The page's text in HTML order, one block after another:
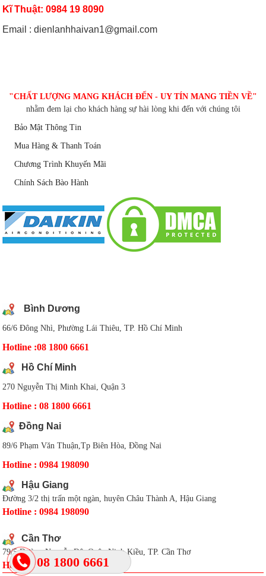
Kĩ Thuật: 0984 19 8090
Email : dienlanhhaivan1@gmail.com
"CHẤT LƯỢNG MANG KHÁCH ĐẾN - UY TÍN MANG TIỀN VỀ"
nhằm đem lại cho khách hàng sự hài lòng khi đến với chúng tôi
Bảo Mật Thông Tin
Mua Hàng & Thanh Toán
Chương Trình Khuyến Mãi
Chính Sách Bào Hành
Bình Dương
66/6 Đông Nhì, Phường Lái Thiêu, TP. Hồ Chí Minh
Hotline :08 1800 6661
Hồ Chí Minh
270 Nguyễn Thị Minh Khai, Quận 3
Hotline : 08 1800 6661
Đồng Nai
89/6 Phạm Văn Thuận,Tp Biên Hòa, Đồng Nai
Hotline : 0984 198090
Hậu Giang
Đường 3/2 thị trấn một ngàn, huyên Châu Thành A, Hậu Giang
Hotline : 0984 198090
Cần Thơ
79/5 Đường Nguyễn Đệ, Quận Ninh Kiều, TP. Cần Thơ
Hotline : 0984 19 80 90
08 1800 6661